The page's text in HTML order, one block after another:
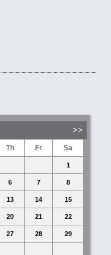
Th Fr Sa
1
6 7 8
13 14 15
20 21 22
27 28 29